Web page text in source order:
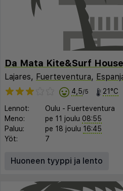
Da Mata Kite&Surf House
Lajares, Fuerteventura,
4,5/5 21°C
Lennot: Oulu - Fuerteventura
Meno:
pe 11 joulu 08:55
Paluu:
pe 18 joulu 16:45
Yöt:
7
Huoneen tyyppi ja lento